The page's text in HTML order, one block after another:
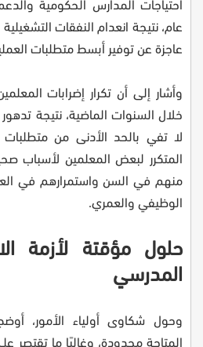
عام، نتيجة انعدام النفقات
عاجزة عن توفير أبسط متطلبات
وأشار إلى أن تكرار إضرابات
خلال السنوات الماضية، نتيجة
لا تفي بالحد الأدنى من متطلبات
المتكرر لبعض المعلمين لأسباب
منهم في السن واستمرارهم في
الوظيفي والعمري.
حلول مؤقتة لأزمة
المدرسي
وحول شكاوى أولياء الأمور،
المتاحة محدودة، وغالبًا ما